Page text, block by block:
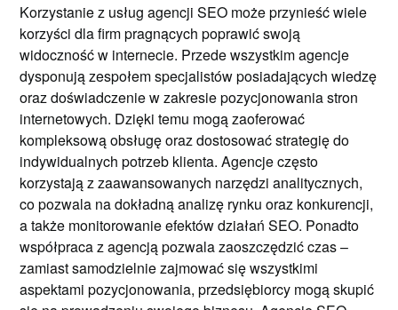
Korzystanie z usług agencji SEO może przynieść wiele
korzyści dla firm pragnących poprawić swoją
widoczność w internecie. Przede wszystkim agencje
dysponują zespołem specjalistów posiadających wiedzę
oraz doświadczenie w zakresie pozycjonowania stron
internetowych. Dzięki temu mogą zaoferować
kompleksową obsługę oraz dostosować strategię do
indywidualnych potrzeb klienta. Agencje często
korzystają z zaawansowanych narzędzi analitycznych,
co pozwala na dokładną analizę rynku oraz konkurencji,
a także monitorowanie efektów działań SEO. Ponadto
współpraca z agencją pozwala zaoszczędzić czas –
zamiast samodzielnie zajmować się wszystkimi
aspektami pozycjonowania, przedsiębiorcy mogą skupić